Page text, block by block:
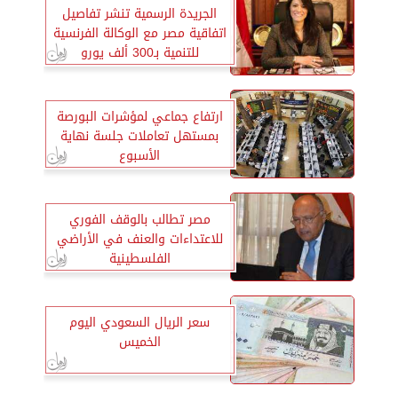
الجريدة الرسمية تنشر تفاصيل
اتفاقية مصر مع الوكالة الفرنسية
للتنمية بـ300 ألف يورو
ارتفاع جماعي لمؤشرات البورصة
بمستهل تعاملات جلسة نهاية
الأسبوع
مصر تطالب بالوقف الفوري
للاعتداءات والعنف في الأراضي
الفلسطينية
سعر الريال السعودي اليوم
الخميس